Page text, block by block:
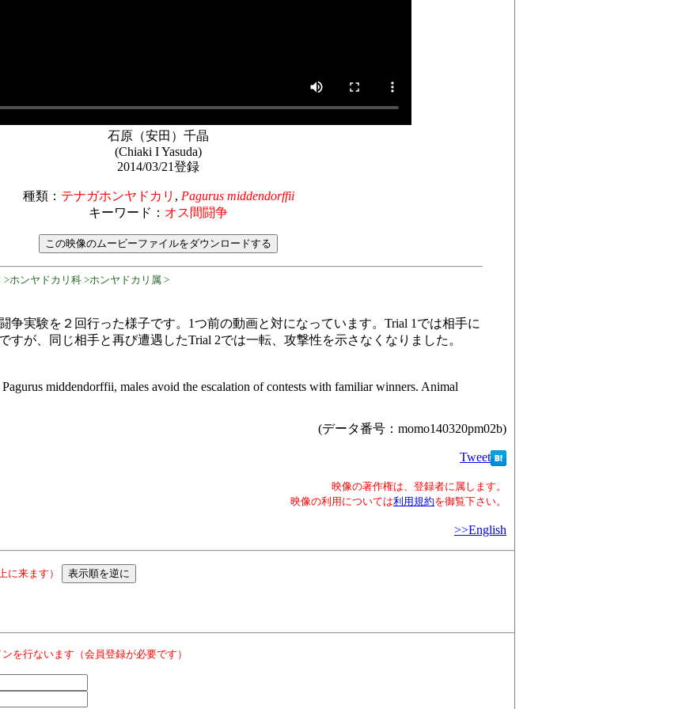
石原（安田）千晶
(Chiaki I Yasuda)
2014/03/21登録
種類： テナガホンヤドカリ , Pagurus middendorffii
キーワード： オス間闘争
ホンヤドカリ科 >ホンヤドカリ属 >
争実験を２回行った様子です。1つ前の動画と対になっています。Trial 1では相手に
すが、同じ相手と再び遭遇したTrial 2では一転、攻撃性を示さなくなりました。
middendorffii, males avoid the escalation of contests with familiar winners. Animal
(データ番号：momo140320pm02b)
Tweet
映像の著作権は、登録者に属します。
映像の利用については利用規約を御覧下さい。
>>English
に来ます）
を行ないます（会員登録が必要です）